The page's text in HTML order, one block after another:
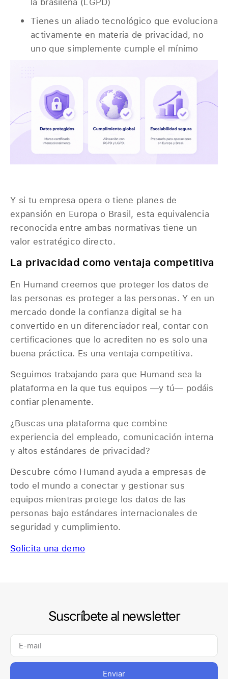
Tienes un aliado tecnológico que evoluciona
activamente en materia de privacidad, no
uno que simplemente cumple el mínimo
Y si tu empresa opera o tiene planes de
expansión en Europa o Brasil, esta equivalencia
reconocida entre ambas normativas tiene un
valor estratégico directo.
La privacidad como ventaja competitiva
En Humand creemos que proteger los datos de
las personas es proteger a las personas. Y en un
mercado donde la confianza digital se ha
convertido en un diferenciador real, contar con
certificaciones que lo acrediten no es solo una
buena práctica. Es una ventaja competitiva.
Seguimos trabajando para que Humand sea la
plataforma en la que tus equipos —y tú— podáis
confiar plenamente.
¿Buscas una plataforma que combine
experiencia del empleado, comunicación interna
y altos estándares de privacidad?
Descubre cómo Humand ayuda a empresas de
todo el mundo a conectar y gestionar sus
equipos mientras protege los datos de las
personas bajo estándares internacionales de
seguridad y cumplimiento.
Solicita una demo
Suscríbete al newsletter
Enviar